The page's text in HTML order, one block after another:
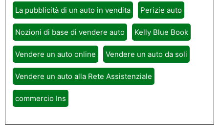
La pubblicità di un auto in vendita Perizie auto
Nozioni di base di vendere auto Kelly Blue Book
Vendere un auto online Vendere un auto da soli
Vendere un auto alla Rete Assistenziale
commercio Ins